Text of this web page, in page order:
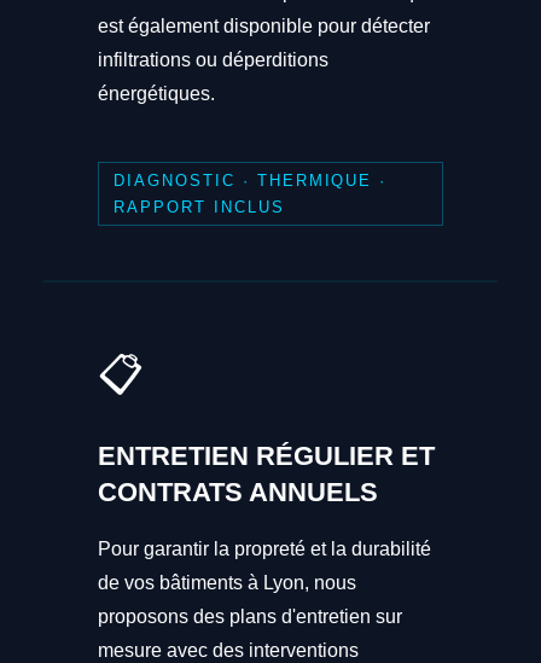
est également disponible pour détecter
infiltrations ou déperditions
énergétiques.
DIAGNOSTIC · THERMIQUE ·
RAPPORT INCLUS
📋
ENTRETIEN RÉGULIER ET
CONTRATS ANNUELS
Pour garantir la propreté et la durabilité
de vos bâtiments à Lyon, nous
proposons des plans d'entretien sur
mesure avec des interventions